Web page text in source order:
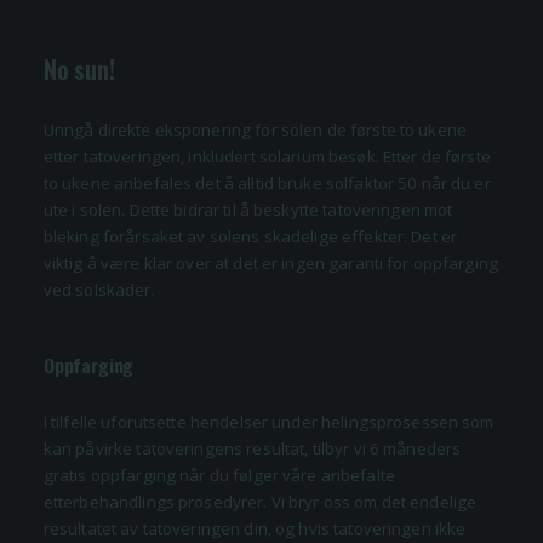
No sun!
Unngå direkte eksponering for solen de første to ukene
etter tatoveringen, inkludert solarium besøk. Etter de første
to ukene anbefales det å alltid bruke solfaktor 50 når du er
ute i solen. Dette bidrar til å beskytte tatoveringen mot
bleking forårsaket av solens skadelige effekter. Det er
viktig å være klar over at det er ingen garanti for oppfarging
ved solskader.
Oppfarging
I tilfelle uforutsette hendelser under helingsprosessen som
kan påvirke tatoveringens resultat, tilbyr vi 6 måneders
gratis oppfarging når du følger våre anbefalte
etterbehandlings prosedyrer. Vi bryr oss om det endelige
resultatet av tatoveringen din, og hvis tatoveringen ikke